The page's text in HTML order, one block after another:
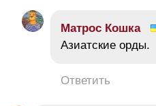
Матрос Кошка
Азиатские орды.
Ответить